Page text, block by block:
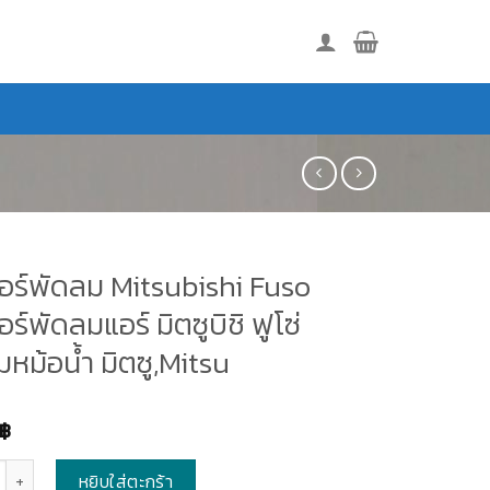
ร์พัดลม Mitsubishi Fuso
ร์พัดลมแอร์ มิตซูบิชิ ฟูโซ่
ม้อน้ำ มิตซู,Mitsu
หยิบใส่ตะกร้า